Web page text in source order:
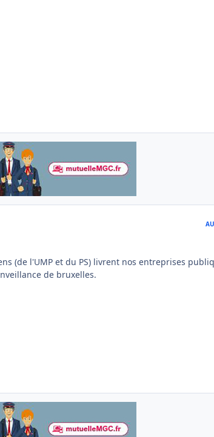
(de l'UMP et du PS) livrent nos entreprises
de bruxelles.